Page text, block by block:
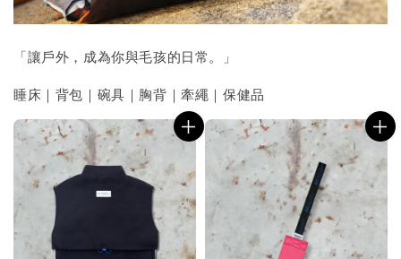
「讓戶外，成為你與毛孩的日常。」
睡床｜背包｜碗具｜胸背｜牽繩｜保健品